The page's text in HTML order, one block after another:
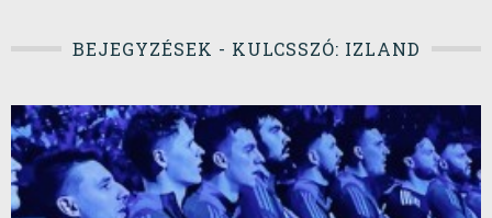
BEJEGYZÉSEK - KULCSSZÓ: IZLAND